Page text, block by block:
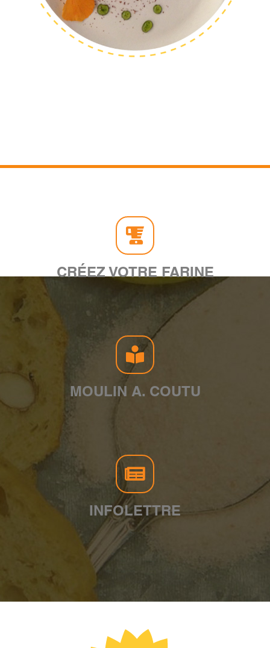
CRÉEZ VOTRE FARINE
MOULIN A. COUTU
INFOLETTRE